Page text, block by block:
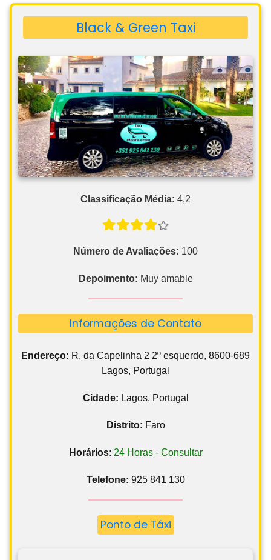
Black & Green Taxi
Classificação Média: 4,2
Número de Avaliações: 100
Depoimento: Muy amable
Informações de Contato
Endereço: R. da Capelinha 2 2º esquerdo, 8600-689
Lagos, Portugal
Cidade: Lagos, Portugal
Distrito: Faro
Horários: 24 Horas - Consultar
Telefone: 925 841 130
Ponto de Táxi